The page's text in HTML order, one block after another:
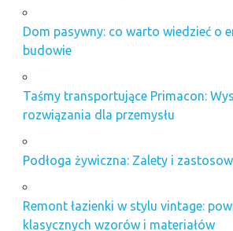
Dom pasywny: co warto wiedzieć o
budowie
Taśmy transportujące Primacon:
rozwiązania dla przemysłu
Podłoga żywiczna: Zalety i
Remont łazienki w stylu vintage:
klasycznych wzorów i materiałów